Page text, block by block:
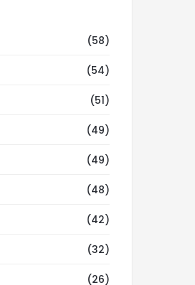
(58)
(54)
(51)
(49)
(49)
(48)
(42)
(32)
(26)